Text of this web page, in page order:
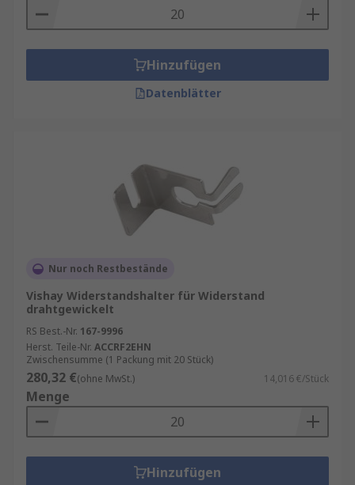
Hinzufügen
Datenblätter
Nur noch Restbestände
Vishay Widerstandshalter für Widerstand
drahtgewickelt
RS Best.-Nr. 167-9996
Herst. Teile-Nr. ACCRF2EHN
Zwischensumme (1 Packung mit 20 Stück)
280,32 €(ohne MwSt.) 14,016 €/Stück
Menge
Hinzufügen